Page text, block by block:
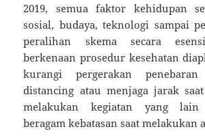
2019, semua faktor kehidupan
sosial, budaya, teknologi sampai
peralihan skema secara
berkenaan prosedur kesehatan
kurangi pergerakan
distancing atau menjaga jarak
melakukan kegiatan yang lain
beragam kebatasan saat melakukan